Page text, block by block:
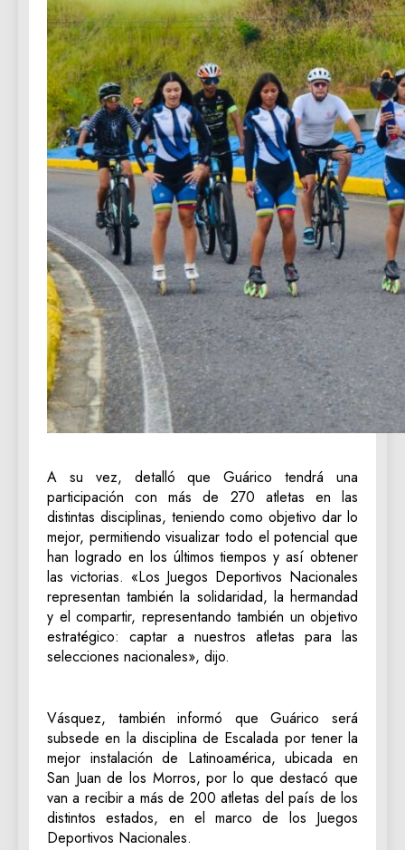
A su vez, detalló que Guárico tendrá una
participación con más de 270 atletas en las
distintas disciplinas, teniendo como objetivo dar lo
mejor, permitiendo visualizar todo el potencial que
han logrado en los últimos tiempos y así obtener
las victorias. «Los Juegos Deportivos Nacionales
representan también la solidaridad, la hermandad
y el compartir, representando también un objetivo
estratégico: captar a nuestros atletas para las
selecciones nacionales», dijo.
Vásquez, también informó que Guárico será
subsede en la disciplina de Escalada por tener la
mejor instalación de Latinoamérica, ubicada en
San Juan de los Morros, por lo que destacó que
van a recibir a más de 200 atletas del país de los
distintos estados, en el marco de los Juegos
Deportivos Nacionales.